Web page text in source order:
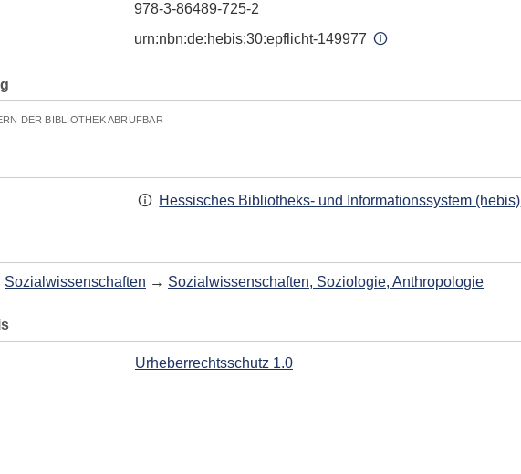
978-3-86489-725-2
urn:nbn:de:hebis:30:epflicht-149977
DER BIBLIOTHEK ABRUFBAR
Hessisches Bibliotheks- und Informationssystem (hebis)
Sozialwissenschaften → Sozialwissenschaften, Soziologie, Anthropologie
Urheberrechtsschutz 1.0